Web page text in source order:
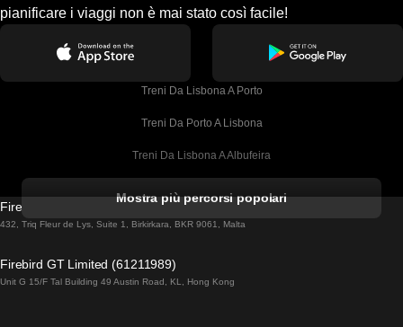
pianificare i viaggi non è mai stato così facile!
Treni Da Lisbona A Porto
Treni Da Porto A Lisbona
Treni Da Lisbona A Albufeira
Treni Da Lisbona A Lagos
Treni Da Lisbona A Madrid
Mostra più percorsi popolari
Firebird GT Limited (OC 1451)
432, Triq Fleur de Lys, Suite 1, Birkirkara, BKR 9061, Malta
Firebird GT Limited (61211989)
Unit G 15/F Tal Building 49 Austin Road, KL, Hong Kong